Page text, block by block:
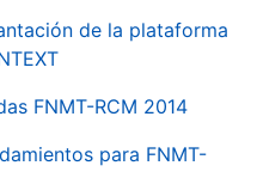
de la plataforma
FNMT-RCM 2014
para FNMT-